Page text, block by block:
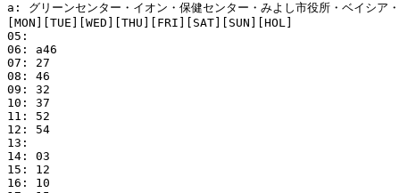
a: グリーンセンター・イオン・保健センター・みよし市役所・ベイシア
[MON][TUE][WED][THU][FRI][SAT][SUN][HOL]
05:
06: a46
07: 27
08: 46
09: 32
10: 37
11: 52
12: 54
13:
14: 03
15: 12
16: 10